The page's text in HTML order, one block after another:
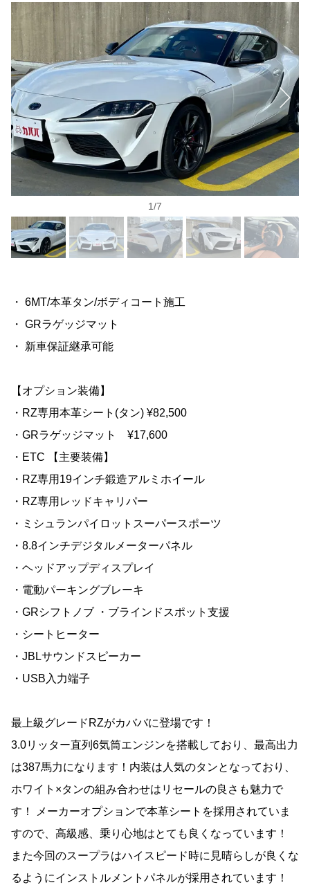
1/7
・ 6MT/本革タン/ボディコート施工
・ GRラゲッジマット
・ 新車保証継承可能
【オプション装備】
・RZ専用本革シート(タン) ¥82,500
・GRラゲッジマット ¥17,600
・ETC 【主要装備】
・RZ専用19インチ鍛造アルミホイール
・RZ専用レッドキャリパー
・ミシュランパイロットスーパースポーツ
・8.8インチデジタルメーターパネル
・ヘッドアップディスプレイ
・電動パーキングブレーキ
・GRシフトノブ ・ブラインドスポット支援
・シートヒーター
・JBLサウンドスピーカー
・USB入力端子
最上級グレードRZがカババに登場です！
3.0リッター直列6気筒エンジンを搭載しており、最高出力
は387馬力になります！内装は人気のタンとなっており、
ホワイト×タンの組み合わせはリセールの良さも魅力で
す！ メーカーオプションで本革シートを採用されていま
すので、高級感、乗り心地はとても良くなっています！
また今回のスープラはハイスピード時に見晴らしが良くな
るようにインストルメントパネルが採用されています！